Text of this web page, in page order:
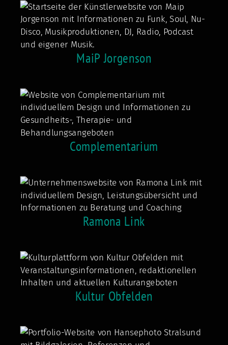
MaiP Jorgenson
Complementarium
Ramona Link
Kultur Obfelden